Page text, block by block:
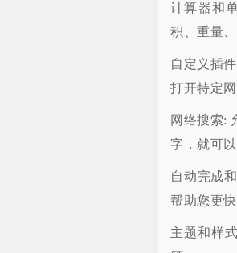
计算器和
积、重量
自定义插
打开特定网
网络搜索:
字，就可
自动完成
帮助您更
主题和样